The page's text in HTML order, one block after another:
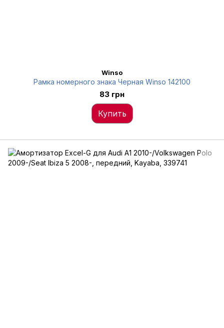
Winso
Рамка номерного знака Черная Winso 142100
83 грн
Купить